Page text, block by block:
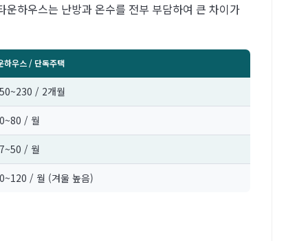
하우스는 난방과 온수를 전부 부담하여 큰 차이가
하우스 / 단독주택
/ 2개월
/ 월
/ 월
/ 월 (겨울 높음)